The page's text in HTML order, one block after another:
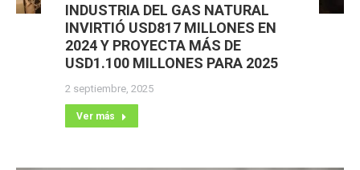
INDUSTRIA DEL GAS NATURAL
INVIRTIÓ USD817 MILLONES EN
2024 Y PROYECTA MÁS DE
USD1.100 MILLONES PARA 2025
2 septiembre, 2025
Ver más